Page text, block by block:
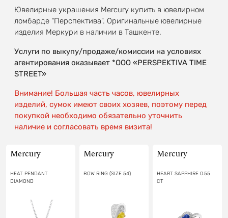
Ювелирные украшения Mercury купить в ювелирном
ломбарде "Перспектива". Оригинальные ювелирные
изделия Меркури в наличии в Ташкенте.
Услуги по выкупу/продаже/комиссии на условиях
агентирования оказывает *OOO «PERSPEKTIVA TIME
STREET»
Внимание! Большая часть часов, ювелирных
изделий, сумок имеют своих хозяев, поэтому перед
покупкой необходимо обязательно уточнить
наличие и согласовать время визита!
Mercury
HEAT PENDANT
DIAMOND
Mercury
BOW RING (SIZE 54)
Mercury
HEART SAPPHIRE 0.55
CT